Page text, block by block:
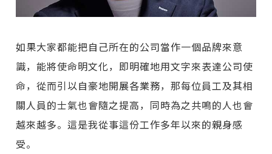
如果大家都能把自己所在的公司當作一個品牌來意
識，能將使命明文化，即明確地用文字來表達公司使
命，從而引以自豪地開展各業務，那每位員工及其相
關人員的士氣也會隨之提高，同時為之共鳴的人也會
越來越多。這是我從事這份工作多年以來的親身感
受。